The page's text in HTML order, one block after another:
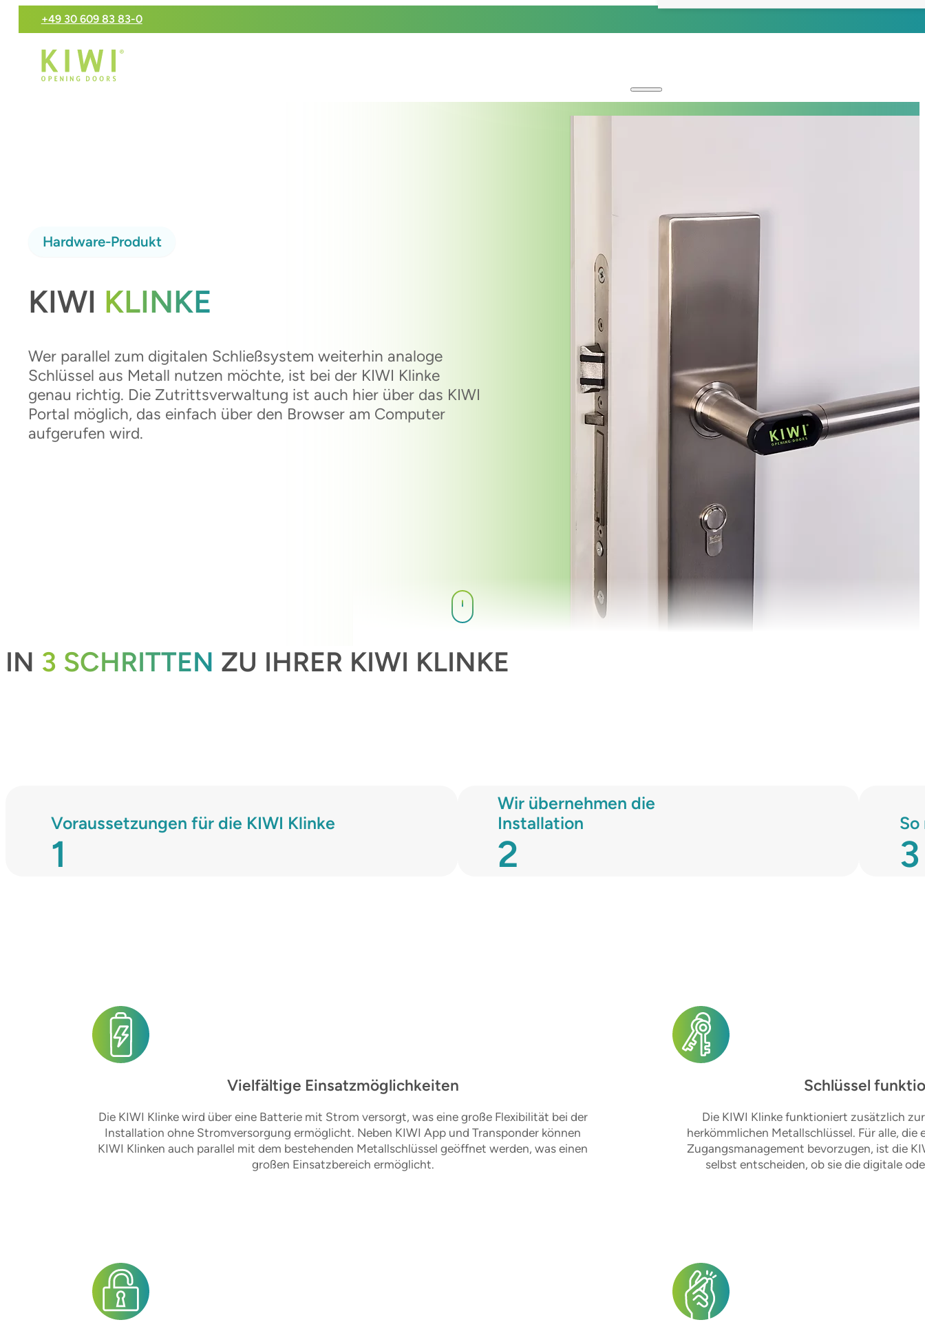
+49 30 609 83 83-0
Hardware-Produkt
KIWI KLINKE
Wer parallel zum digitalen Schließsystem weiterhin analoge
Schlüssel aus Metall nutzen möchte, ist bei der KIWI Klinke
genau richtig. Die Zutrittsverwaltung ist auch hier über das KIWI
Portal möglich, das einfach über den Browser am Computer
aufgerufen wird.
IN 3 SCHRITTEN ZU IHRER KIWI KLINKE
Voraussetzungen für die KIWI Klinke
1
Wir übernehmen die
Installation
2
So
3
Vielfältige Einsatzmöglichkeiten
Die KIWI Klinke wird über eine Batterie mit Strom versorgt, was eine große Flexibilität bei der
Installation ohne Stromversorgung ermöglicht. Neben KIWI App und Transponder können
KIWI Klinken auch parallel mit dem bestehenden Metallschlüssel geöffnet werden, was einen
großen Einsatzbereich ermöglicht.
Schlüssel
Die KIWI Klinke funktioniert zusätzlich
herkömmlichen Metallschlüssel. Für alle,
Zugangsmanagement bevorzugen, ist die
selbst entscheiden, ob sie die digitale